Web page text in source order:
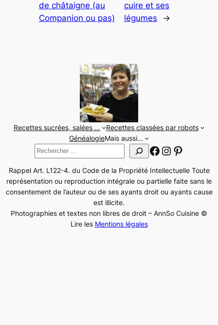
de châtaigne (au
Companion ou pas)
cuire et ses
légumes
→
Recettes sucrées, salées …
Recettes classées par robots
GénéalogieMais aussi…
Rechercher
Facebook
Instagram
Rappel Art. L122-4. du Code de la Propriété Intellectuelle Toute
représentation ou reproduction intégrale ou partielle faite sans le
consentement de l’auteur ou de ses ayants droit ou ayants cause
est illicite.
Photographies et textes non libres de droit – AnnSo Cuisine ©
Lire les Mentions légales